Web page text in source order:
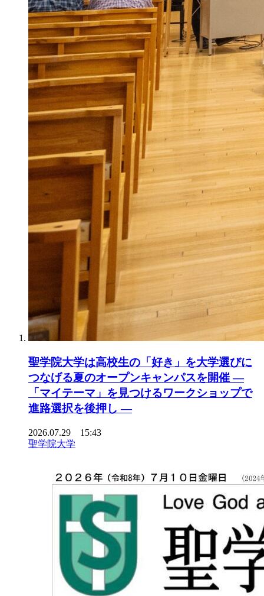
聖学院大学は高校生の「好き」を大学選びに
つなげる夏のオープンキャンパスを開催 ―
「マイテーマ」を見つけるワークショップで
進路選択を後押し ―
2026.07.29 15:43
聖学院大学